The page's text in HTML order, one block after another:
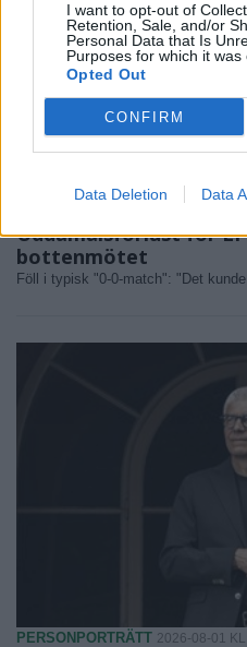
I want to opt-out of
Retention, Sale, and/or
Personal Data that Is
Purposes for which it was
Opted Out
CONFIRM
Data Deletion Data
2026-08-01 KL. 19:37
Uddamålsförlust för
bottenmötet
Föll i typisk "0-0-match": "Det
PERSONPORTRÄTT 2026-08-01